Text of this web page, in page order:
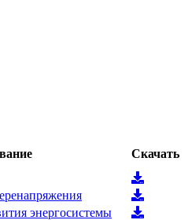
Скачать
энергосистемы